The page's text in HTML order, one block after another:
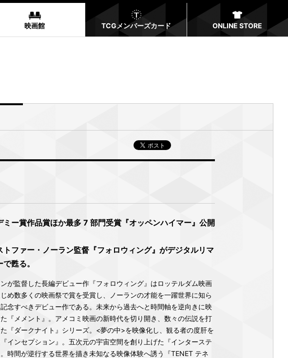
映画館 TCGメンバーズカード ONLINE STORE
ミー賞作品賞ほか最多 7 部門受賞『オッペンハイマー』公開
トファー・ノーラン監督『フォロウィング』がデジタルリマ
甦る。
ンが監督した長編デビュー作『フォロウィング』はロッテルダム映画
め数多くの映画祭で賞を受賞し、ノーランの才能を一躍世界に知ら
記念すべきデビュー作である。未来から過去へと時間軸を逆向きに映
た『メメント』。アメコミ映画の新時代を切り開き、数々の伝説を打
『ダークナイト』シリーズ。<夢の中>を映像化し、観る者の度肝を
インセプション』。五次元の宇宙空間を創り上げた『インターステ
時間が逆行する世界を描き未知なる映像体験へ誘う『TENET テネ